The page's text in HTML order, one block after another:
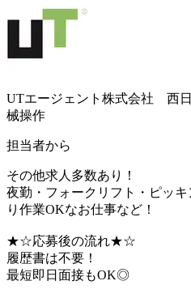
UTエージェント株式会社 西
械操作
担当者から
その他求人多数あり！
夜勤・フォークリフト・ピッ
り作業OKなお仕事など！
★☆応募後の流れ★☆
履歴書は不要！
最短即日面接もOK◎